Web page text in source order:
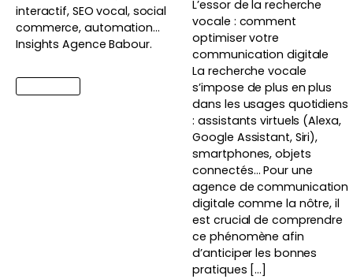
interactif, SEO vocal, social
commerce, automation…
Insights Agence Babour.
L’essor de la recherche
vocale : comment
optimiser votre
communication digitale
La recherche vocale
s’impose de plus en plus
dans les usages quotidiens
: assistants virtuels (Alexa,
Google Assistant, Siri),
smartphones, objets
connectés… Pour une
agence de communication
digitale comme la nôtre, il
est crucial de comprendre
ce phénomène afin
d’anticiper les bonnes
pratiques […]